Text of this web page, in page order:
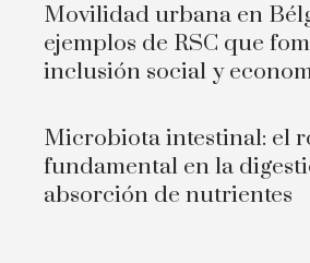
Movilidad urbana en
ejemplos de RSC que
inclusión social y
Microbiota intestinal: el
fundamental en la
absorción de nutrientes